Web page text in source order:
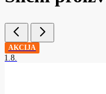
AKCIJA